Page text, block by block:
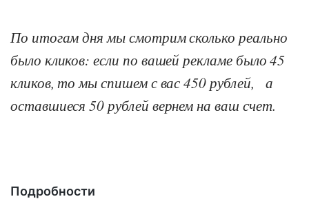
По итогам дня мы смотрим сколько реально
было кликов: если по вашей рекламе было 45
кликов, то мы спишем с вас 450 рублей, а
оставшиеся 50 рублей вернем на ваш счет.
Подробности